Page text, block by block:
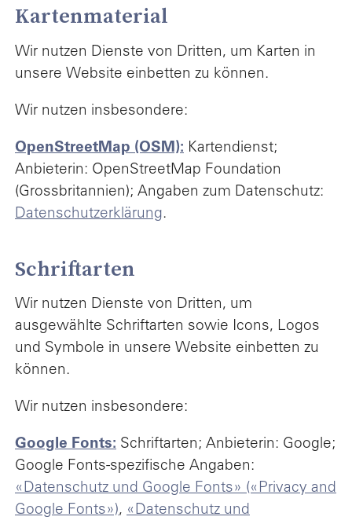
Kartenmaterial
Wir nutzen Dienste von Dritten, um Karten in
unsere Website einbetten zu können.
Wir nutzen insbesondere:
OpenStreetMap (OSM): Kartendienst;
Anbieterin: OpenStreetMap Foundation
(Grossbritannien); Angaben zum Datenschutz:
Datenschutzerklärung.
Schriftarten
Wir nutzen Dienste von Dritten, um
ausgewählte Schriftarten sowie Icons, Logos
und Symbole in unsere Website einbetten zu
können.
Wir nutzen insbesondere:
Google Fonts: Schriftarten; Anbieterin: Google;
Google Fonts-spezifische Angaben:
«Datenschutz und Google Fonts» («Privacy and
Google Fonts»), «Datenschutz und